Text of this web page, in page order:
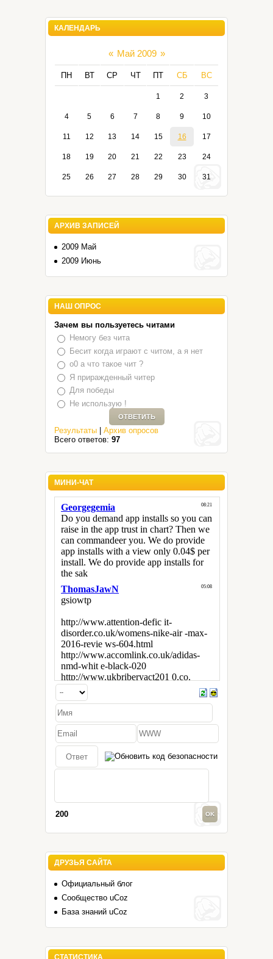
КАЛЕНДАРЬ
« Май 2009 »
ПН ВТ СР ЧТ ПТ СБ ВС
1 2 3
4 5 6 7 8 9 10
11 12 13 14 15 16 17
18 19 20 21 22 23 24
25 26 27 28 29 30 31
АРХИВ ЗАПИСЕЙ
2009 Май
2009 Июнь
НАШ ОПРОС
Зачем вы пользуетесь читами
Немогу без чита
Бесит когда играют с читом, а я нет
o0 а что такое чит ?
Я приражденный читер
Для победы
Не использую !
Результаты
Архив опросов
Всего ответов: 97
МИНИ-ЧАТ
200
ДРУЗЬЯ САЙТА
Официальный блог
Сообщество uCoz
База знаний uCoz